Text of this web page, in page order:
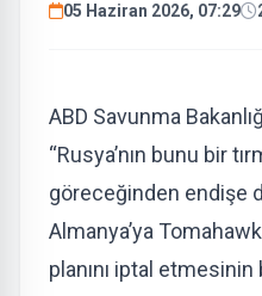
05 Haziran 2026, 07:29
ABD Savunma
“Rusya’nın bunu bir
göreceğinden endişe
Almanya’ya
planını iptal